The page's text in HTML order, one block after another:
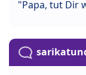
"Papa, tut Dir